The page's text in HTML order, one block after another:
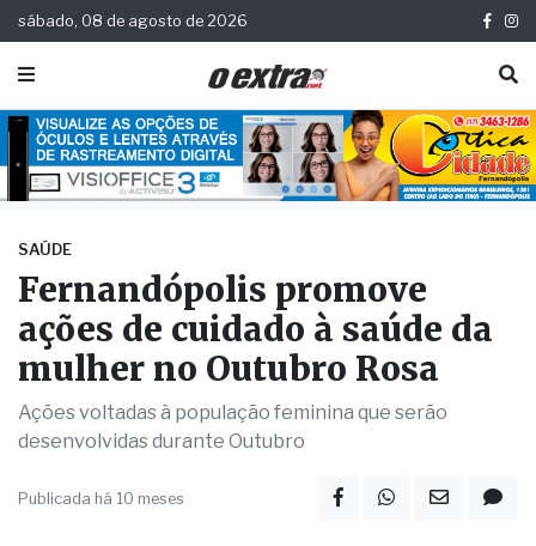
sábado, 08 de agosto de 2026
SAÚDE
Fernandópolis promove
ações de cuidado à saúde da
mulher no Outubro Rosa
Ações voltadas à população feminina que serão
desenvolvidas durante Outubro
Publicada há 10 meses